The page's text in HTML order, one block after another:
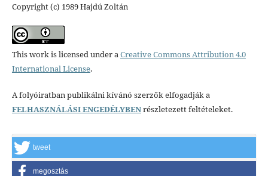
Copyright (c) 1989 Hajdú Zoltán
This work is licensed under aCreative Commons Attribution 4.0
International License.
A folyóiratban publikálni kívánó szerzők elfogadják a
FELHASZNÁLÁSI ENGEDÉLYBENrészletezett feltételeket.
tweet
megosztás